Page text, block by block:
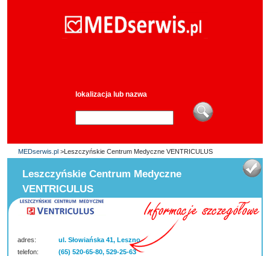
lokalizacja lub nazwa
MEDserwis.pl >Leszczyńskie Centrum Medyczne VENTRICULUS
Leszczyńskie Centrum Medyczne
VENTRICULUS
adres:
ul. Słowiańska 41, Leszno
telefon:
(65) 520-65-80, 529-25-63